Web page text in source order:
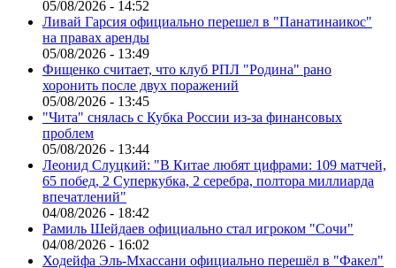
05/08/2026 - 14:52
Ливай Гарсия официально перешел в "Панатинаикос"
на правах аренды
05/08/2026 - 13:49
Фищенко считает, что клуб РПЛ "Родина" рано
хоронить после двух поражений
05/08/2026 - 13:45
"Чита" снялась с Кубка России из-за финансовых
проблем
05/08/2026 - 13:44
Леонид Слуцкий: "В Китае любят цифрами: 109 матчей,
65 побед, 2 Суперкубка, 2 серебра, полтора миллиарда
впечатлений"
04/08/2026 - 18:42
Рамиль Шейдаев официально стал игроком "Сочи"
04/08/2026 - 16:02
Ходейфа Эль-Мхассани официально перешёл в "Факел"